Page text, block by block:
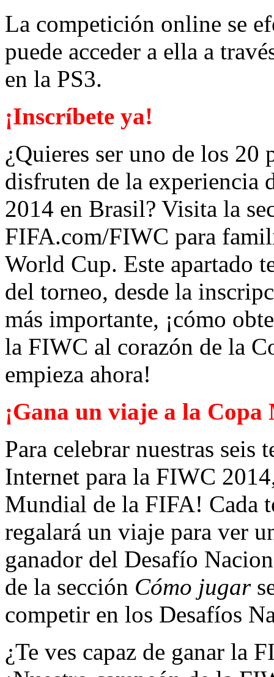
La competición online se
puede acceder a ella a
en la PS3.
¡Inscríbete ya!
¿Quieres ser uno de los
disfruten de la experiencia
2014 en Brasil? Visita la
FIFA.com/FIWC para
World Cup. Este apartado
del torneo, desde la
más importante, ¡cómo
la FIWC al corazón de la
empieza ahora!
¡Gana un viaje a la
Para celebrar nuestras seis
Internet para la FIWC
Mundial de la FIFA! Cada
regalará un viaje para ver
ganador del Desafío
de la sección Cómo jugar
competir en los Desafíos
¿Te ves capaz de ganar la